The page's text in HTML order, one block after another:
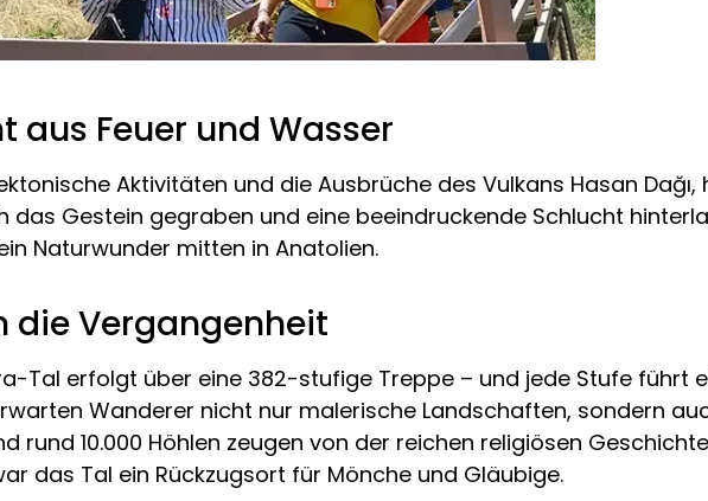
aus Feuer und Wasser
Aktivitäten und die Ausbrüche des Vulkans Hasan
das Gestein gegraben und eine beeindruckende Schlucht
Naturwunder mitten in Anatolien.
die Vergangenheit
Tal erfolgt über eine 382-stufige Treppe – und jede Stufe führt
Wanderer nicht nur malerische Landschaften, sondern
rund 10.000 Höhlen zeugen von der reichen religiösen
das Tal ein Rückzugsort für Mönche und Gläubige.